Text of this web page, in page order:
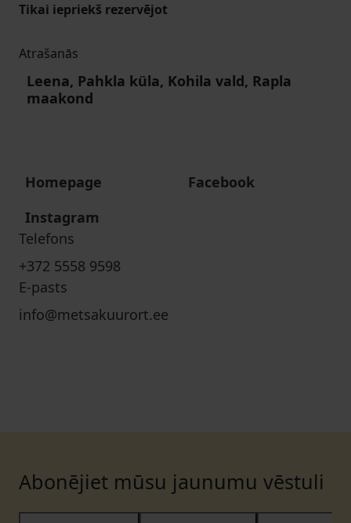
Tikai iepriekš rezervējot
Atrašanās
Leena, Pahkla küla, Kohila vald, Rapla
maakond
Homepage
Facebook
Instagram
Telefons
+372 5558 9598
E-pasts
info@metsakuurort.ee
Abonējiet mūsu jaunumu vēstuli